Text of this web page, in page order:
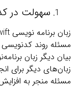
سهولت در
مسئله روند
زبان‌های دیگر برای
مسئله منجر به